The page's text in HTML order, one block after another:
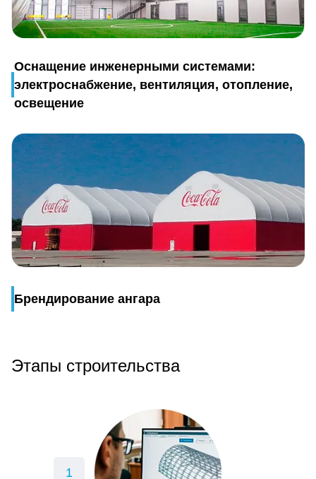
Оснащение инженерными системами:
электроснабжение, вентиляция, отопление,
освещение
Брендирование ангара
Этапы строительства